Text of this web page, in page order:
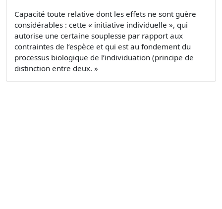
Capacité toute relative dont les effets ne sont guère
considérables : cette « initiative individuelle », qui
autorise une certaine souplesse par rapport aux
contraintes de l’espèce et qui est au fondement du
processus biologique de l’individuation (principe de
distinction entre deux. »